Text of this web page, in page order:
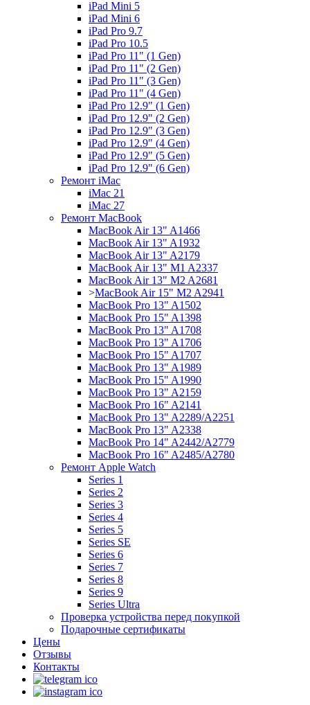
iPad Mini 5
iPad Mini 6
iPad Pro 9.7
iPad Pro 10.5
iPad Pro 11" (1 Gen)
iPad Pro 11" (2 Gen)
iPad Pro 11" (3 Gen)
iPad Pro 11" (4 Gen)
iPad Pro 12.9" (1 Gen)
iPad Pro 12.9" (2 Gen)
iPad Pro 12.9" (3 Gen)
iPad Pro 12.9" (4 Gen)
iPad Pro 12.9" (5 Gen)
iPad Pro 12.9" (6 Gen)
Ремонт iMac
iMac 21
iMac 27
Ремонт MacBook
MacBook Air 13" A1466
MacBook Air 13" A1932
MacBook Air 13" A2179
MacBook Air 13" M1 A2337
MacBook Air 13" M2 A2681
>MacBook Air 15" M2 A2941
MacBook Pro 13" A1502
MacBook Pro 15" A1398
MacBook Pro 13" A1708
MacBook Pro 13" A1706
MacBook Pro 15" A1707
MacBook Pro 13" A1989
MacBook Pro 15" A1990
MacBook Pro 13" A2159
MacBook Pro 16" A2141
MacBook Pro 13" A2289/A2251
MacBook Pro 13" A2338
MacBook Pro 14" A2442/A2779
MacBook Pro 16" A2485/A2780
Ремонт Apple Watch
Series 1
Series 2
Series 3
Series 4
Series 5
Series SE
Series 6
Series 7
Series 8
Series 9
Series Ultra
Проверка устройства перед покупкой
Подарочные сертификаты
Цены
Отзывы
Контакты